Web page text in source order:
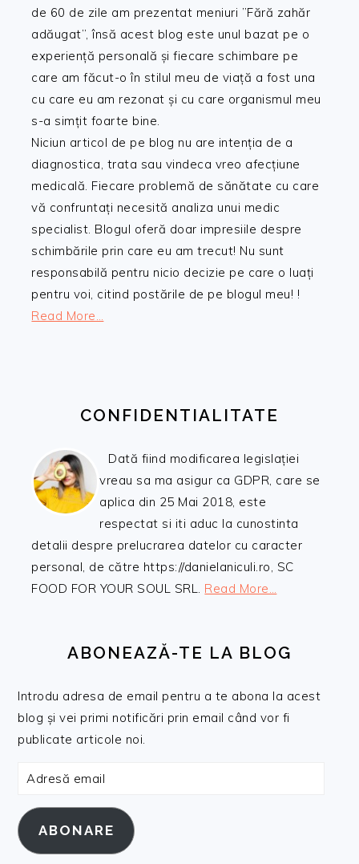
de 60 de zile am prezentat meniuri ”Fără zahăr
adăugat”, însă acest blog este unul bazat pe o
experiență personală și fiecare schimbare pe
care am făcut-o în stilul meu de viață a fost una
cu care eu am rezonat și cu care organismul meu
s-a simțit foarte bine.
Niciun articol de pe blog nu are intenția de a
diagnostica, trata sau vindeca vreo afecțiune
medicală. Fiecare problemă de sănătate cu care
vă confruntați necesită analiza unui medic
specialist. Blogul oferă doar impresiile despre
schimbările prin care eu am trecut! Nu sunt
responsabilă pentru nicio decizie pe care o luați
pentru voi, citind postările de pe blogul meu! !
Read More…
CONFIDENTIALITATE
Dată fiind modificarea legislației
vreau sa ma asigur ca GDPR, care se
aplica din 25 Mai 2018, este
respectat si iti aduc la cunostinta
detalii despre prelucrarea datelor cu caracter
personal, de către https://danielaniculi.ro, SC
FOOD FOR YOUR SOUL SRL. Read More…
ABONEAZĂ-TE LA BLOG
Introdu adresa de email pentru a te abona la acest
blog și vei primi notificări prin email când vor fi
publicate articole noi.
Adresă
ABONARE